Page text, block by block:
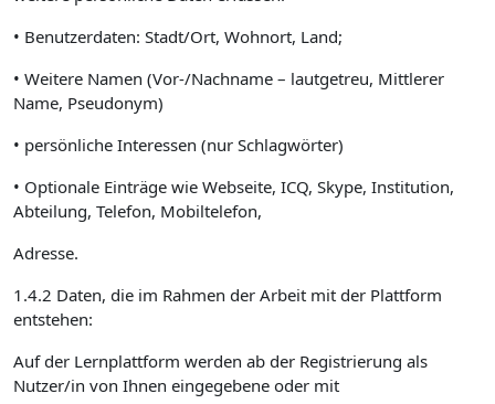
• Benutzerdaten: Stadt/Ort, Wohnort, Land;
• Weitere Namen (Vor-/Nachname – lautgetreu, Mittlerer
Name, Pseudonym)
• persönliche Interessen (nur Schlagwörter)
• Optionale Einträge wie Webseite, ICQ, Skype, Institution,
Abteilung, Telefon, Mobiltelefon,
Adresse.
1.4.2 Daten, die im Rahmen der Arbeit mit der Plattform
entstehen:
Auf der Lernplattform werden ab der Registrierung als
Nutzer/in von Ihnen eingegebene oder mit